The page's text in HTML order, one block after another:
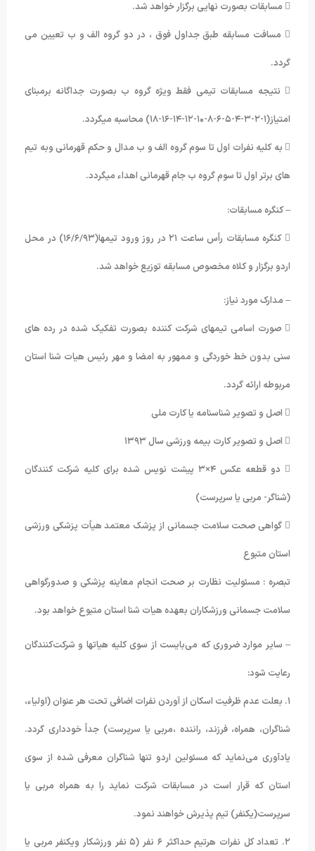
 مسابقات بصورت نهایی برگزار خواهد شد.
 مسافت مسابقه طبق جداول فوق ، در دو گروه الف و ب تعیین می
گردد.
 نتیجه مسابقات تیمی فقط ویژه گروه ب بصورت جداگانه برمبنای
امتیاز(۱-۲-۳-۴-۵-۶-۸-۱۰-۱۲-۱۴-۱۶-۱۸) محاسبه میگردد.
 به کلیه نفرات اول تا سوم گروه الف و ب مدال و حکم قهرمانی وبه تیم
های برتر اول تا سوم گروه ب جام قهرمانی اهداء میگردد.
– کنگره مسابقات:
 کنگره مسابقات رأس ساعت ۲۱ در روز ورود تیمها(۱۶/۶/۹۳) در محل
اردو برگزار و کلاه مخصوص مسابقه توزیع خواهد شد.
– مدارک مورد نیاز:
 صورت اسامی تیمهای شرکت کننده بصورت تفکیک شده در رده های
سنی بدون خط خوردگی و ممهور به امضا و مهر رئیس هیات شنا استان
مربوطه ارائه گردد.
 اصل و تصویر شناسنامه یا کارت ملی
 اصل و تصویر کارت بیمه ورزشی سال ۱۳۹۳
 دو قطعه عکس ۴×۳ پیشت نویس شده برای کلیه شرکت کنندگان
(شناگر- مربی یا سرپرست)
 گواهی صحت سلامت جسمانی از پزشک معتمد هیأت پزشکی ورزشی
استان متبوع
تبصره : مسئولیت نظارت بر صحت انجام معاینه پزشکی و صدورگواهی
سلامت جسمانی ورزشکاران بعهده هیات شنا استان متبوع خواهد بود.
– سایر موارد ضروری که می‌بایست از سوی کلیه هیاتها و شرکت‌‌کنندگان
رعایت شود:
۱. بعلت عدم ظرفیت اسکان از آوردن نفرات اضافی تحت هر عنوان (اولیاء،
شناگران، همراه، فرزند، راننده ،مربی یا سرپرست) جداً خودداری گردد.
یادآوری می‌نماید که مسئولین اردو تنها شناگران معرفی شده از سوی
استان که قرار است در مسابقات شرکت نماید را به همراه مربی یا
سرپرست(یکنفر) تیم پذیرش خواهند نمود.
۲. تعداد کل نفرات هرتیم حداکثر ۶ نفر (۵ نفر ورزشکار ویکنفر مربی یا